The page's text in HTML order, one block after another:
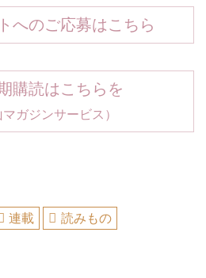
へのご応募はこちら
購読はこちらを
ガジンサービス）
連載 読みもの